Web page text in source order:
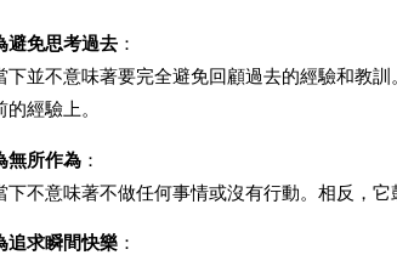
避免思考過去：
下並不意味著要完全避免回顧過去的經驗和教
的經驗上。
無所作為：
下不意味著不做任何事情或沒有行動。相反，
追求瞬間快樂：